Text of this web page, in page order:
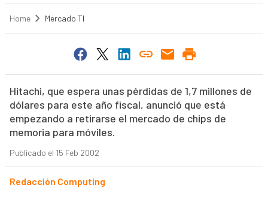
Home Mercado TI
Hitachi, que espera unas pérdidas de 1,7 millones de
dólares para este año fiscal, anunció que está
empezando a retirarse el mercado de chips de
memoria para móviles.
Publicado el 15 Feb 2002
Redacción Computing